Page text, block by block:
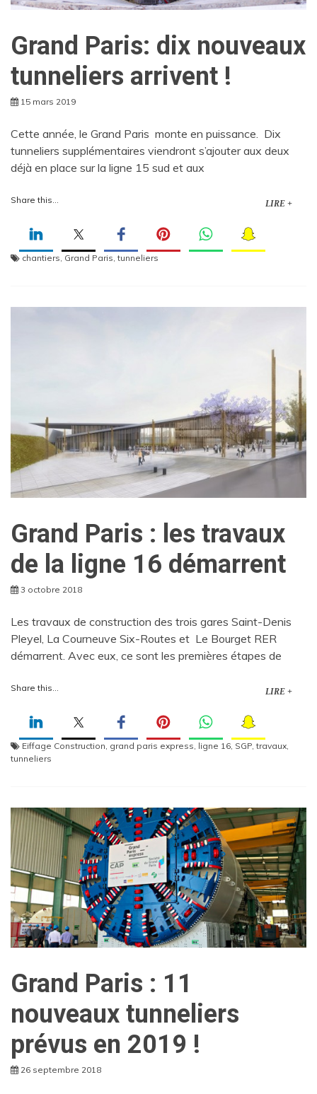
Grand Paris: dix nouveaux
tunneliers arrivent !
15 mars 2019
Cette année, le Grand Paris monte en puissance. Dix
tunneliers supplémentaires viendront s’ajouter aux deux
déjà en place sur la ligne 15 sud et aux
Share this... LIRE +
chantiers, Grand Paris,tunneliers
Grand Paris : les travaux
de la ligne 16 démarrent
3 octobre 2018
Les travaux de construction des trois gares Saint-Denis
Pleyel, La Courneuve Six-Routes et Le Bourget RER
démarrent. Avec eux, ce sont les premières étapes de
Share this... LIRE +
Eiffage Construction, grand paris express, ligne 16, SGP,travaux,
tunneliers
Grand Paris : 11
nouveaux tunneliers
prévus en 2019 !
26 septembre 2018